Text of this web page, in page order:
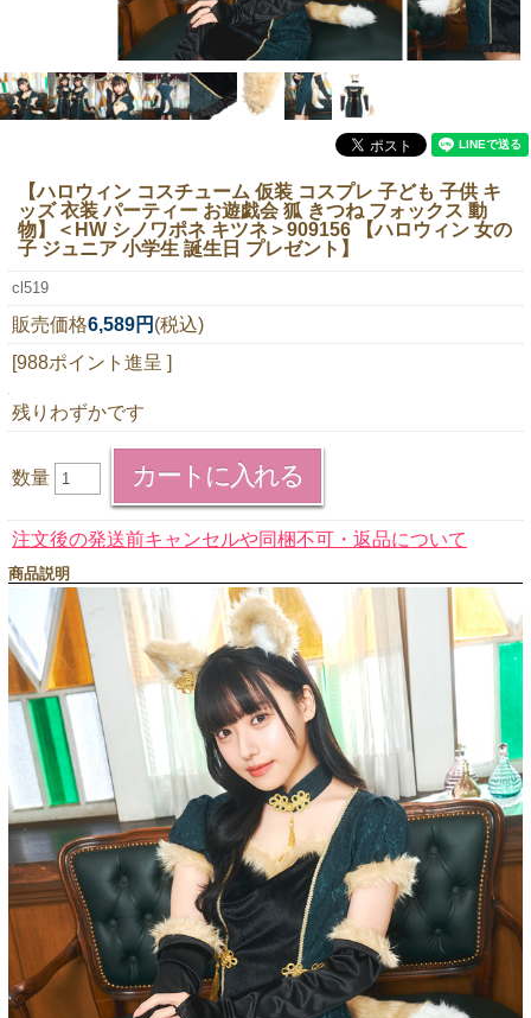
【ハロウィン コスチューム 仮装 コスプレ 子ども 子供 キ
ッズ 衣装 パーティー お遊戯会 狐 きつね フォックス 動
物】
＜HW シノワポネ キツネ＞909156 【ハロウィン 女の
子 ジュニア 小学生 誕生日 プレゼント】
cl519
販売価格6,589円 (税込)
[988ポイント進呈 ]
残りわずかです
数量
注文後の発送前キャンセルや同梱不可・返品について
商品説明
レビューを見る
ブログ
ニュースレター購読
当店は持続可能な開発目標「SDGs」を推進しています。